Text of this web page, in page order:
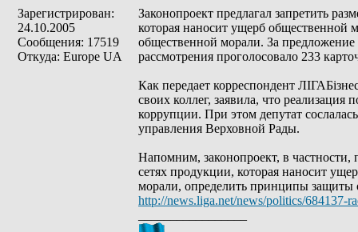
Зарегистрирован:
24.10.2005
Сообщения: 17519
Откуда: Europe UA
Законопроект предлагал запретить
которая наносит ущерб общественной
общественной морали. За
рассмотрения проголосовало 233
Как передает корреспондент
своих коллег, заявила, что
коррупции. При этом депутат
управления Верховной Рады.
Напомним, законопроект, в частности,
сетях продукции, которая наносит
морали, определить принципы защиты
http://news.liga.net/news/politics/684137-